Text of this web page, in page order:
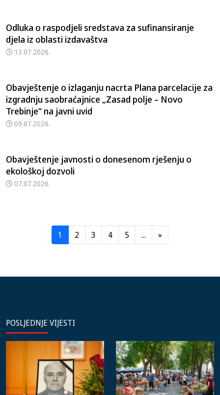
Odluka o raspodjeli sredstava za sufinansiranje
djela iz oblasti izdavaštva
13.07.2026.
Obavještenje o izlaganju nacrta Plana parcelacije za
izgradnju saobraćajnice „Zasad polje – Novo
Trebinje“ na javni uvid
09.07.2026.
Obavještenje javnosti o donesenom rješenju o
ekološkoj dozvoli
07.07.2026.
1 2 3 4 5 ... »
POSLJEDNJE VIJESTI